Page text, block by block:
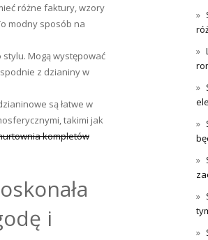
różne faktury, wzory
modny sposób na
Mogą występować
z dzianiny w
są łatwe w
takimi jak
kompletów
i